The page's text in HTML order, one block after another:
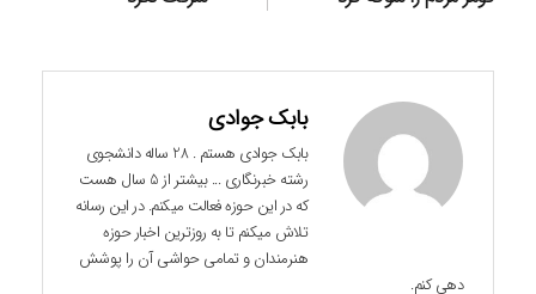
بابک جوادی
بابک جوادی هستم . 28 ساله دانشجوی
رشته خبرنگاری ... بیشتر از 5 سال هست
که در این حوزه فعالت میکنم. در این رسانه
تلاش میکنم تا به روزترین اخبار حوزه
هنرمندان و تمامی حواشی آن را پوشش
دهی کنم.